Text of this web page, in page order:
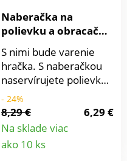
s keramickou
čepeľouSúprava nožov
AlpinaNa domáce aj
profesionálne
použitieKvalitné
nerezové
čepeleNepriľnavý
antibakteriálny
povrchVhodné do
umývačky
Naberačka na
polievku a obracačka
Tefal
S nimi bude varenie
hračka. S naberačkou
naservírujete polievky
a omáčky rovnako
jednoducho ako ďalšie
skvelé pokrmy, ktoré
uvaríte. S obracačkou
bude smaženie a
- 24%
8,29 €
6,29 €
Na sklade viac
ako 10 ks